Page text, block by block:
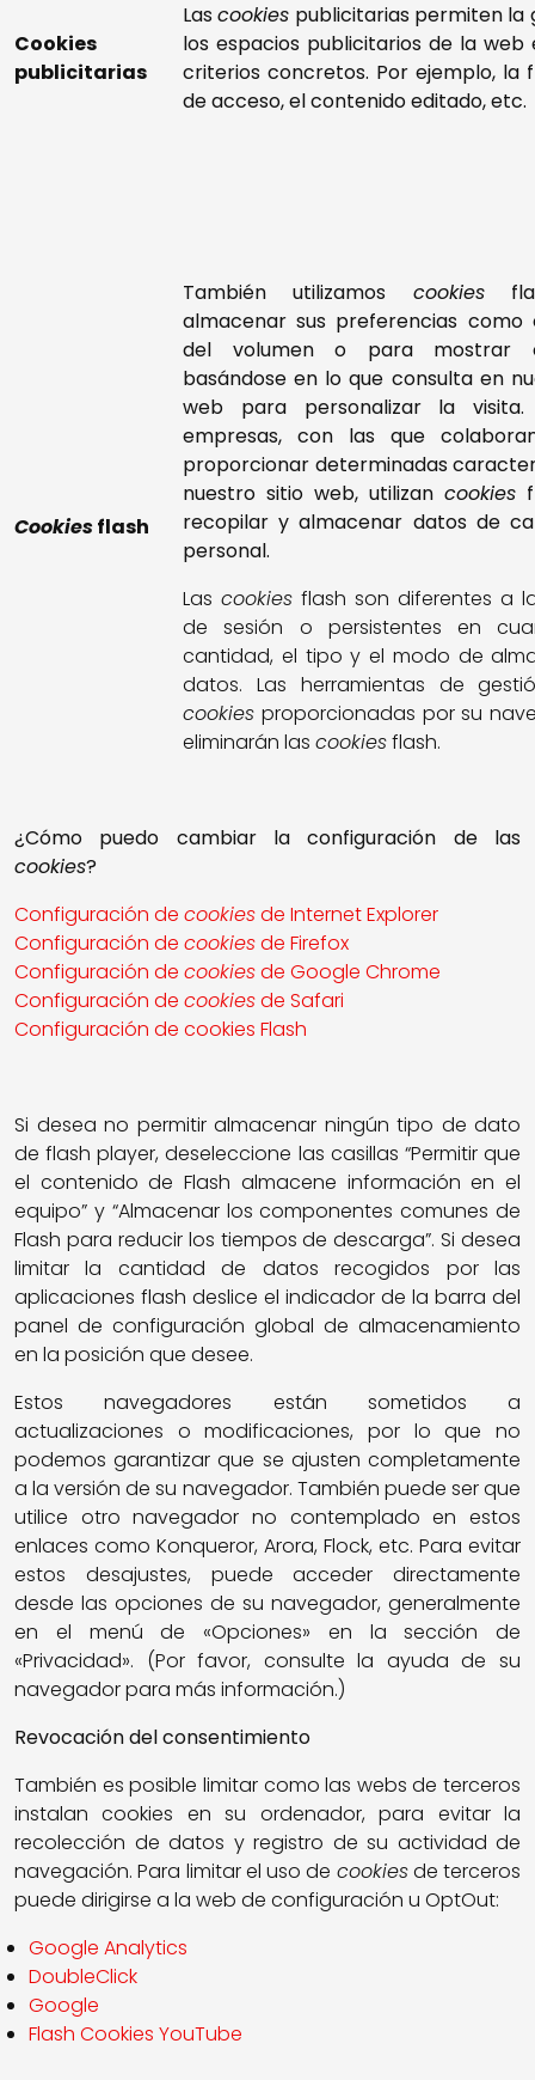
Cookies
publicitarias
Lascookies publicitarias permiten la
los espacios publicitarios de la web
criterios concretos. Por ejemplo, la
de acceso, el contenido editado, etc.
Cookiesflash
También utilizamos cookies
almacenar sus preferencias
del volumen o para mostrar
basándose en lo que consulta en
web para personalizar la visita.
empresas, con las que
proporcionar determinadas
nuestro sitio web, utilizan cookies
recopilar y almacenar datos de
personal.
Las cookies flash son diferentes a
de sesión o persistentes en
cantidad, el tipo y el modo de
datos. Las herramientas de
cookies proporcionadas por su
eliminarán las cookiesflash.
¿Cómo puedo cambiar la configuración de las
cookies?
Configuración de cookiesde Internet Explorer
Configuración de cookiesde Firefox
Configuración de cookiesde Google Chrome
Configuración de cookiesde Safari
Configuración de cookies Flash
Si desea no permitir almacenar ningún tipo de dato
de flash player, deseleccione las casillas “Permitir que
el contenido de Flash almacene información en el
equipo” y “Almacenar los componentes comunes de
Flash para reducir los tiempos de descarga”. Si desea
limitar la cantidad de datos recogidos por las
aplicaciones flash deslice el indicador de la barra del
panel de configuración global de almacenamiento
en la posición que desee.
Estos navegadores están sometidos a
actualizaciones o modificaciones, por lo que no
podemos garantizar que se ajusten completamente
a la versión de su navegador. También puede ser que
utilice otro navegador no contemplado en estos
enlaces como Konqueror, Arora, Flock, etc. Para evitar
estos desajustes, puede acceder directamente
desde las opciones de su navegador, generalmente
en el menú de «Opciones» en la sección de
«Privacidad». (Por favor, consulte la ayuda de su
navegador para más información.)
Revocación del consentimiento
También es posible limitar como las webs de terceros
instalan cookies en su ordenador, para evitar la
recolección de datos y registro de su actividad de
navegación. Para limitar el uso de cookiesde terceros
puede dirigirse a la web de configuración u OptOut:
Google Analytics
DoubleClick
Google
Flash Cookies YouTube